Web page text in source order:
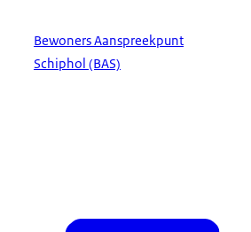
Bewoners Aanspreekpunt
Schiphol (BAS)